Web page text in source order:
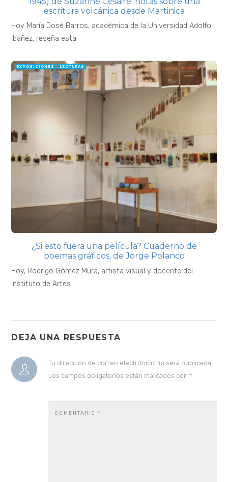
escritura volcánica desde Martinica
Hoy María José Barros, académica de la Universidad Adolfo
Ibañez, reseña esta
EXPOSICIONES LECTURAS
¿Si esto fuera una película? Cuaderno de
poemas gráficos, de Jorge Polanco
Hoy, Rodrigo Gómez Mura, artista visual y docente del
Instituto de Artes
DEJA UNA RESPUESTA
Tu dirección de correo electrónico no será publicada.
Los campos obligatorios están marcados con *
COMENTARIO*